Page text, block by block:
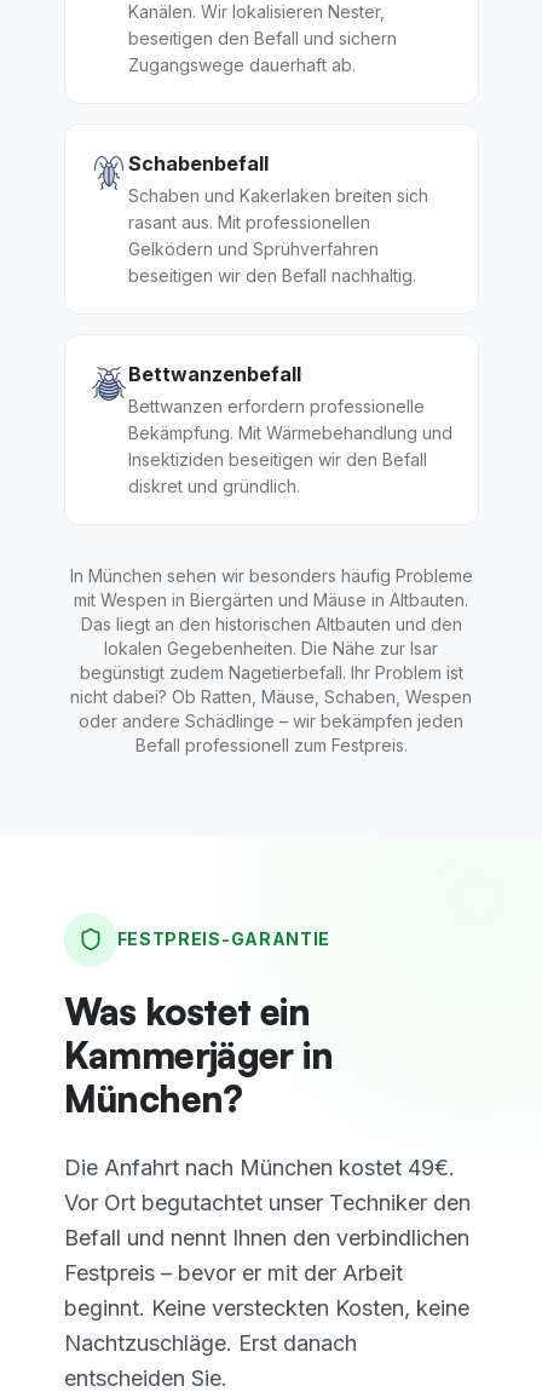
Kanälen. Wir lokalisieren Nester,
beseitigen den Befall und sichern
Zugangswege dauerhaft ab.
Schabenbefall
Schaben und Kakerlaken breiten sich
rasant aus. Mit professionellen
Gelködern und Sprühverfahren
beseitigen wir den Befall nachhaltig.
Bettwanzenbefall
Bettwanzen erfordern professionelle
Bekämpfung. Mit Wärmebehandlung und
Insektiziden beseitigen wir den Befall
diskret und gründlich.
In München sehen wir besonders häufig Probleme
mit Wespen in Biergärten und Mäuse in Altbauten.
Das liegt an den historischen Altbauten und den
lokalen Gegebenheiten. Die Nähe zur Isar
begünstigt zudem Nagetierbefall. Ihr Problem ist
nicht dabei? Ob Ratten, Mäuse, Schaben, Wespen
oder andere Schädlinge – wir bekämpfen jeden
Befall professionell zum Festpreis.
FESTPREIS-GARANTIE
Was kostet ein
Kammerjäger in
München?
Die Anfahrt nach München kostet 49€.
Vor Ort begutachtet unser Techniker den
Befall und nennt Ihnen den verbindlichen
Festpreis – bevor er mit der Arbeit
beginnt. Keine versteckten Kosten, keine
Nachtzuschläge. Erst danach
entscheiden Sie.